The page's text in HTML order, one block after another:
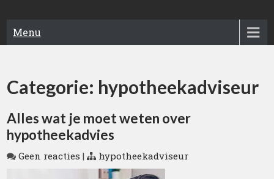
Menu
Categorie: hypotheekadviseur
Alles wat je moet weten over
hypotheekadvies
Geen reacties | hypotheekadviseur